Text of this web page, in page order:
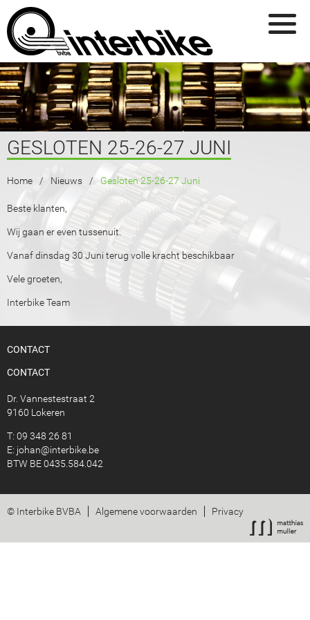
Overslaan en naar de inhoud gaan
GESLOTEN 25-26-27 JUNI
U BENT HIER
Home Nieuws Gesloten 25-26-27 Juni
Beste klanten,
Wij gaan er even tussenuit.
Vanaf dinsdag 30 Juni terug volle kracht beschikbaar
Vele groeten,
Interbike Team
CONTACT
CONTACT
Dr. Vannestestraat 2
9160 Lokeren
T: 09 348 26 81
E: johan@interbike.be
BTW BE 0435.584.042
© Interbike BVBA Algemene voorwaarden Privacy